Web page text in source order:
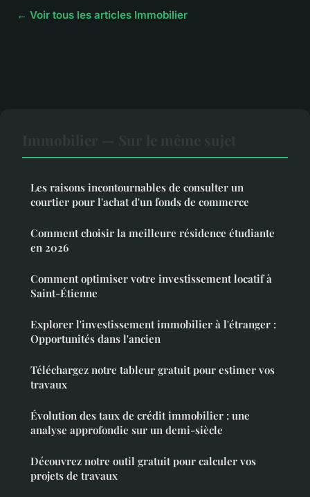
← Voir tous les articles Immobilier
Les raisons incontournables de consulter un
courtier pour l'achat d'un fonds de commerce
Comment choisir la meilleure résidence étudiante
en 2026
Comment optimiser votre investissement locatif à
Saint-Étienne
Explorer l'investissement immobilier à l'étranger :
Opportunités dans l'ancien
Téléchargez notre tableur gratuit pour estimer vos
travaux
Évolution des taux de crédit immobilier : une
analyse approfondie sur un demi-siècle
Découvrez notre outil gratuit pour calculer vos
projets de travaux